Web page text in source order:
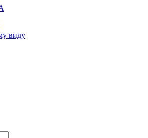
виду